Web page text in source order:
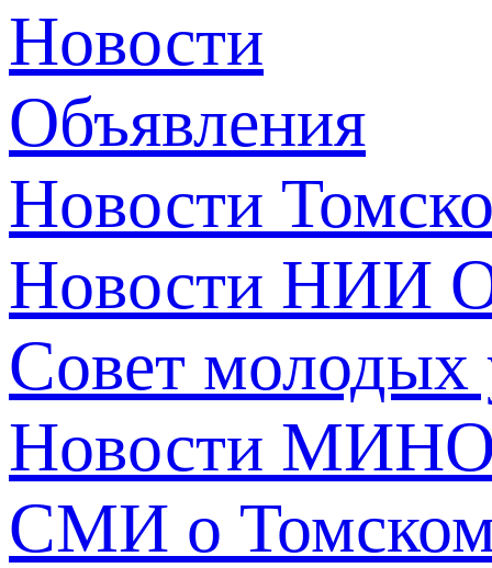
Новости
Объявления
Новости
Новости НИИ
Совет молодых
Новости
СМИ о